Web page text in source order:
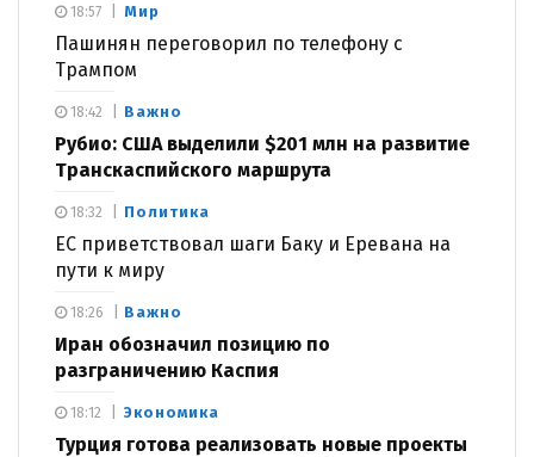
Мир
Пашинян переговорил по телефону с
Трампом
18:57
Важно
Рубио: США выделили $201 млн на развитие
Транскаспийского маршрута
18:42
Политика
ЕС приветствовал шаги Баку и Еревана на
пути к миру
18:32
Важно
Иран обозначил позицию по
разграничению Каспия
18:26
Экономика
Турция готова реализовать новые проекты
18:12